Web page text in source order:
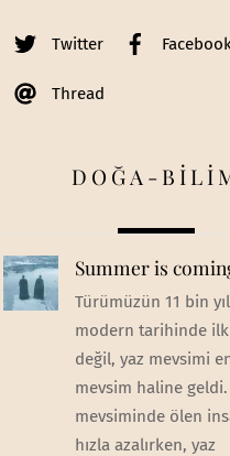
Twitter
Thread
DOĞA-
Summer is
Türümüzün 11 bin
modern tarihinde ilk
değil, yaz mevsimi
mevsim haline geldi.
mevsiminde ölen
hızla azalırken, yaz